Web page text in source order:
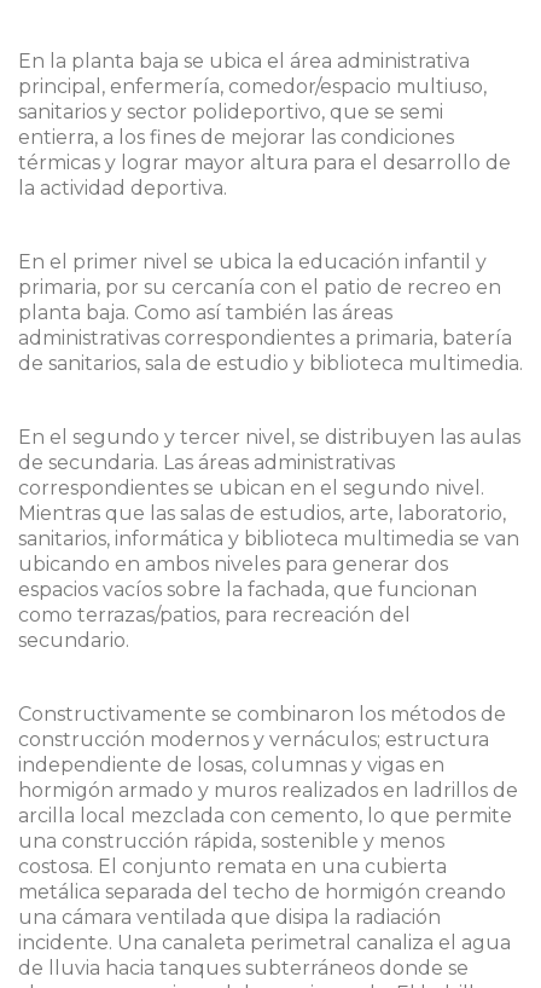
En la planta baja se ubica el área administrativa
principal, enfermería, comedor/espacio multiuso,
sanitarios y sector polideportivo, que se semi
entierra, a los fines de mejorar las condiciones
térmicas y lograr mayor altura para el desarrollo de
la actividad deportiva.
En el primer nivel se ubica la educación infantil y
primaria, por su cercanía con el patio de recreo en
planta baja. Como así también las áreas
administrativas correspondientes a primaria, batería
de sanitarios, sala de estudio y biblioteca multimedia.
En el segundo y tercer nivel, se distribuyen las aulas
de secundaria. Las áreas administrativas
correspondientes se ubican en el segundo nivel.
Mientras que las salas de estudios, arte, laboratorio,
sanitarios, informática y biblioteca multimedia se van
ubicando en ambos niveles para generar dos
espacios vacíos sobre la fachada, que funcionan
como terrazas/patios, para recreación del
secundario.
Constructivamente se combinaron los métodos de
construcción modernos y vernáculos; estructura
independiente de losas, columnas y vigas en
hormigón armado y muros realizados en ladrillos de
arcilla local mezclada con cemento, lo que permite
una construcción rápida, sostenible y menos
costosa. El conjunto remata en una cubierta
metálica separada del techo de hormigón creando
una cámara ventilada que disipa la radiación
incidente. Una canaleta perimetral canaliza el agua
de lluvia hacia tanques subterráneos donde se